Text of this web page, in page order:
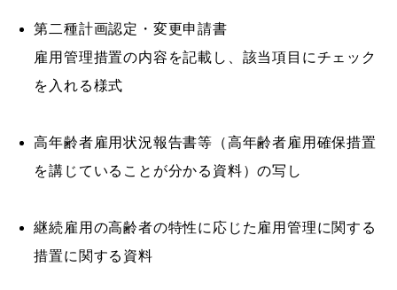
第二種計画認定・変更申請書
雇用管理措置の内容を記載し、該当項目にチェック
を入れる様式
高年齢者雇用状況報告書等（高年齢者雇用確保措置
を講じていることが分かる資料）の写し
継続雇用の高齢者の特性に応じた雇用管理に関する
措置に関する資料